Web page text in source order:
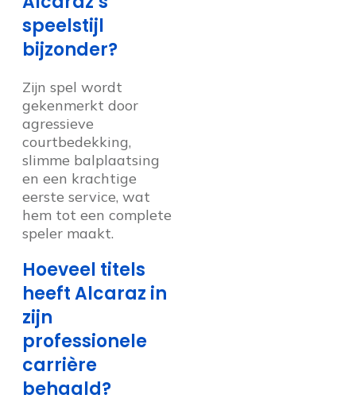
speelstijl
bijzonder?
Zijn spel wordt
gekenmerkt door
agressieve
courtbedekking,
slimme balplaatsing
en een krachtige
eerste service, wat
hem tot een complete
speler maakt.
Hoeveel titels
heeft Alcaraz in
zijn
professionele
carrière
behaald?